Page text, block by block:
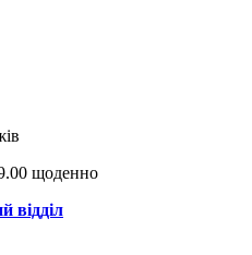
щоденно
відділ